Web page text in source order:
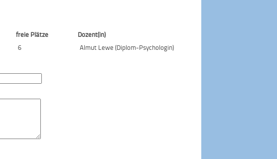
freie Plätze
Dozent(in)
6 Almut Lewe (Diplom-Psychologin)